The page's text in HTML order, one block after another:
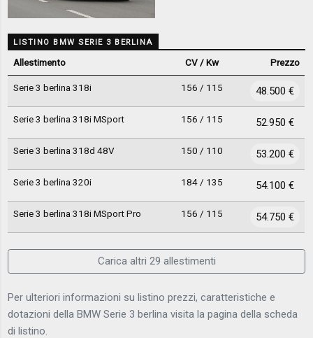
LISTINO BMW SERIE 3 BERLINA
Allestimento CV / Kw Prezzo
Serie 3 berlina 318i 156 / 115 48.500 €
Serie 3 berlina 318i MSport 156 / 115 52.950 €
Serie 3 berlina 318d 48V 150 / 110 53.200 €
Serie 3 berlina 320i 184 / 135 54.100 €
Serie 3 berlina 318i MSport Pro 156 / 115 54.750 €
Carica altri 29 allestimenti
Per ulteriori informazioni su listino prezzi, caratteristiche e
dotazioni della BMW Serie 3 berlina visita la pagina della scheda
di listino.